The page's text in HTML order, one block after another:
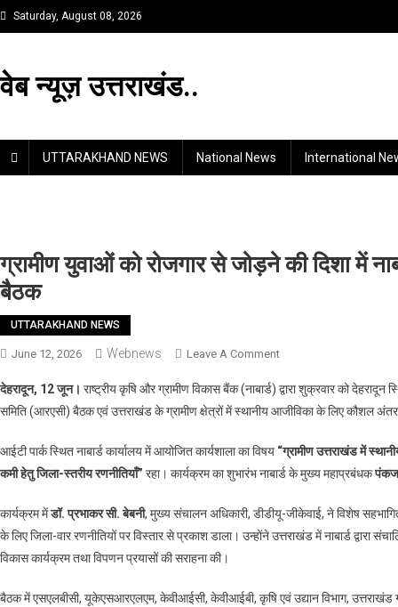
Skip
to
Saturday, August 08, 2026
वेब न्यूज़ उत्तराखंड..
UTTARAKHAND NEWS National News International
ग्रामीण युवाओं को रोजगार से जोड़ने की दिशा में
बैठक
UTTARAKHAND NEWS
June 12, 2026 Webnews Leave A CommentOn
युवाओं
को
से
जोड़ने
दिशा
में
पहल,
देहरादून, 12 जून। राष्ट्रीय कृषि और ग्रामीण विकास बैंक (नाबार्ड) द्वारा शुक्रवार को
समिति (आरएसी) बैठक एवं उत्तराखंड के ग्रामीण क्षेत्रों में स्थानीय आजीविका के लिए कौशल
आईटी पार्क स्थित नाबार्ड कार्यालय में आयोजित कार्यशाला का विषय “ग्रामीण उत्तराखंड में
कमी हेतु जिला-स्तरीय रणनीतियाँ” रहा। कार्यक्रम का शुभारंभ नाबार्ड के मुख्य महाप्रबंधकपंकज
कार्यक्रम मेंडॉ. प्रभाकर सी. बेबनी, मुख्य संचालन अधिकारी, डीडीयू-जीकेवाई, ने विशेष
के लिए जिला-वार रणनीतियों पर विस्तार से प्रकाश डाला। उन्होंने उत्तराखंड में नाबार्ड द्वारा
विकास कार्यक्रम तथा विपणन प्रयासों की सराहना की।
बैठक में एसएलबीसी, यूकेएसआरएलएम, केवीआईसी, केवीआईबी, कृषि एवं उद्यान विभाग, उत्तराखंड